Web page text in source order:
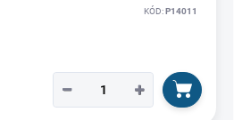
KÓD:P14011
+
−